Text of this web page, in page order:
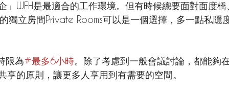
」WFH是最適合的工作環境。但有時候總要面對面度
獨立房間Private Rooms可以是一個選擇，多一點私隱
限為#最多6小時 。除了考慮到一般會議討論，都能夠
享的原則，讓更多人享用到有需要的空間。